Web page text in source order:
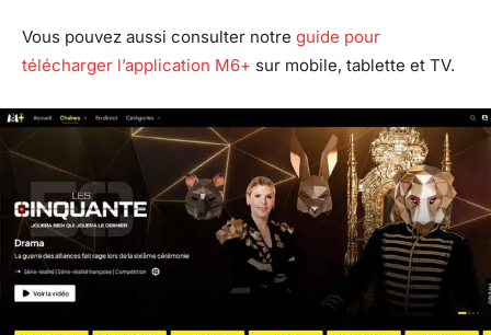
Vous pouvez aussi consulter notre guide pour
télécharger l’application M6+ sur mobile, tablette et TV.